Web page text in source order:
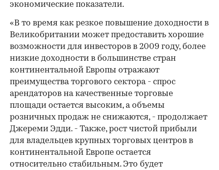
экономические показатели.
«В то время как резкое повышение доходности в
Великобритании может предоставить хорошие
возможности для инвесторов в 2009 году, более
низкие доходности в большинстве стран
континентальной Европы отражают
преимущества торгового сектора - спрос
арендаторов на качественные торговые
площади остается высоким, а объемы
розничных продаж не снижаются, - продолжает
Джереми Эдди. - Также, рост чистой прибыли
для владельцев крупных торговых центров в
континентальной Европе остается
относительно стабильным. Это будет